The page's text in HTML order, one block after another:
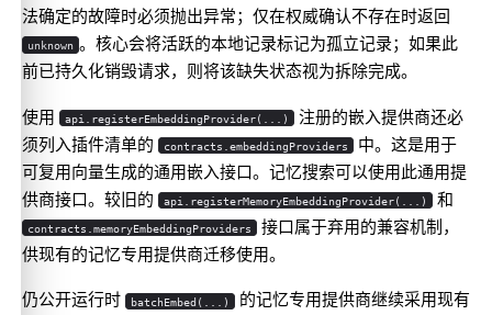
法确定的故障时必须抛出异常；仅在权威确认不存在时返回
unknown 。核心会将活跃的本地记录标记为孤立记录；如果此
前已持久化销毁请求，则将该缺失状态视为拆除完成。
使用 api.registerEmbeddingProvider(...) 注册的嵌入提供商还必
须列入插件清单的
contracts.embeddingProviders 中。这是用于
可复用向量生成的通用嵌入接口。记忆搜索可以使用此通用提
供商接口。较旧的
api.registerMemoryEmbeddingProvider(...) 和
contracts.memoryEmbeddingProviders 接口属于弃用的兼容机制，
供现有的记忆专用提供商迁移使用。
仍公开运行时 batchEmbed(...) 的记忆专用提供商继续采用现有